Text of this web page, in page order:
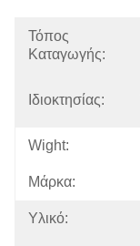
Τόπος
Καταγωγής:
Ιδιοκτησίας:
Wight:
Μάρκα:
Υλικό: